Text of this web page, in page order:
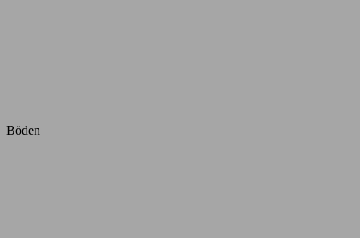
Böden